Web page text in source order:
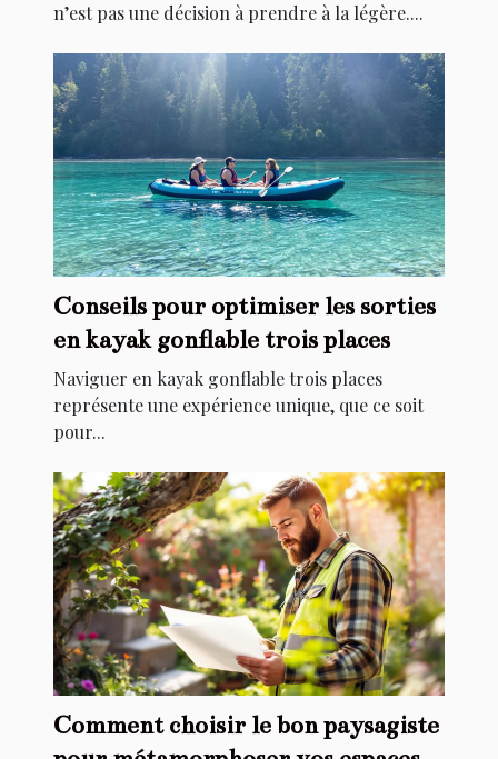
n’est pas une décision à prendre à la légère....
Conseils pour optimiser les sorties
en kayak gonflable trois places
Naviguer en kayak gonflable trois places
représente une expérience unique, que ce soit
pour...
Comment choisir le bon paysagiste